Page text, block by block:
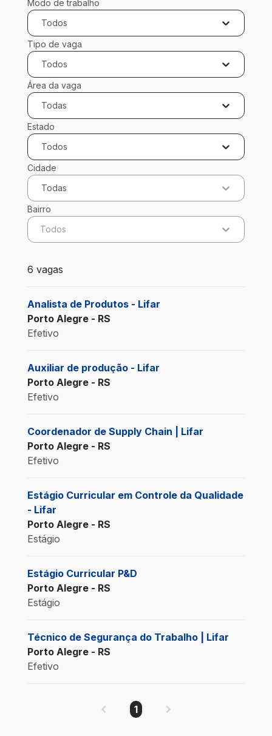
Modo de trabalho
Todos
Tipo de vaga
Todos
Área da vaga
Todas
Estado
Todos
Cidade
Todas
Bairro
Todos
6 vagas encontradas para 0 filtros aplicados
6 vagas
Analista de Produtos - Lifar
Porto Alegre - RS
Efetivo
Auxiliar de produção - Lifar
Porto Alegre - RS
Efetivo
Coordenador de Supply Chain | Lifar
Porto Alegre - RS
Efetivo
Estágio Curricular em Controle da Qualidade
- Lifar
Porto Alegre - RS
Estágio
Estágio Curricular P&D
Porto Alegre - RS
Estágio
Técnico de Segurança do Trabalho | Lifar
Porto Alegre - RS
Efetivo
1